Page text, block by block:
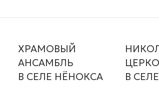
ХРАМОВЫЙ
АНСАМБЛЬ
В СЕЛЕ НЁНОКСА
В